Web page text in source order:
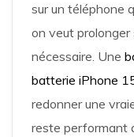
sur un téléphone
on veut prolonger
nécessaire. Une
batterie iPhone
redonner une
reste performant